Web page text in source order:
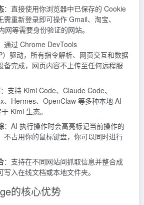
：直接使用你浏览器中已保存的 Cookie
需重新登录即可操作 Gmail、淘宝、
网等需要身份验证的网站。
通过 Chrome DevTools
）驱动，所有指令解析、网页交互和数据
备完成，网页内容不上传至任何远程服
：支持 Kimi Code、Claude Code、
、Hermes、OpenClaw 等多种本地 AI
Kimi 生态。
：AI 执行操作时会高亮标记当前操作的
不占用你的鼠标键盘，你可以同时进行
：支持在不同网站间抓取信息并整合成
入在线文档或本地文件夹。
的核心优势